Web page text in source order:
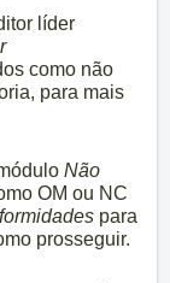
líder
como não
para mais
Não
OM ou NC
para
prosseguir.